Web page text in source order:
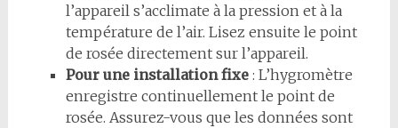
l’appareil s’acclimate à la pression et à la
température de l’air. Lisez ensuite le point
de rosée directement sur l’appareil.
Pour une installation fixe: L’hygromètre
enregistre continuellement le point de
rosée. Assurez-vous que les données sont